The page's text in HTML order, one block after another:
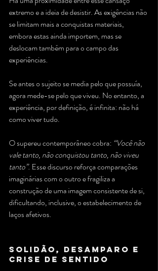
extremo e a ideia de desistir. As exigências não
se limitam mais a conquistas materiais,
embora estas ainda importem, mas se
deslocam também para o campo das
experiências.
Se antes o sujeito se media pelo que possuía,
agora mede-se pelo que viveu. No entanto, a
experiência, por definição, é infinita: não há
como viver tudo.
O supereu contemporâneo cobra: “Você não
vale tanto, não conquistou tanto, não viveu
tanto”. Esse discurso reforça comparações
imaginárias com o outro e fragiliza a
construção de uma imagem consistente de si,
dificultando, inclusive, o estabelecimento de
laços afetivos.
Solidão, Desamparo e
Crise de Sentido